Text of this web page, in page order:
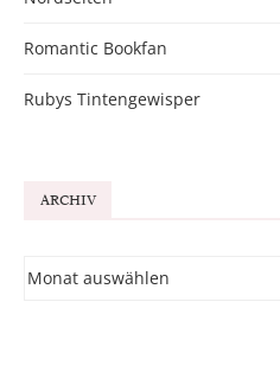
Romantic Bookfan
Rubys Tintengewisper
ARCHIV